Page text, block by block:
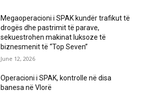
Megaoperacioni i SPAK kundër trafikut të
drogës dhe pastrimit të parave,
sekuestrohen makinat luksoze të
biznesmenit të “Top Seven”
June 12, 2026
Operacioni i SPAK, kontrolle në disa
banesa në Vlorë